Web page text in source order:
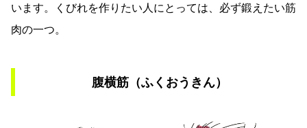
います。くびれを作りたい人にとっては、必ず鍛えたい筋
肉の一つ。
腹横筋（ふくおうきん）